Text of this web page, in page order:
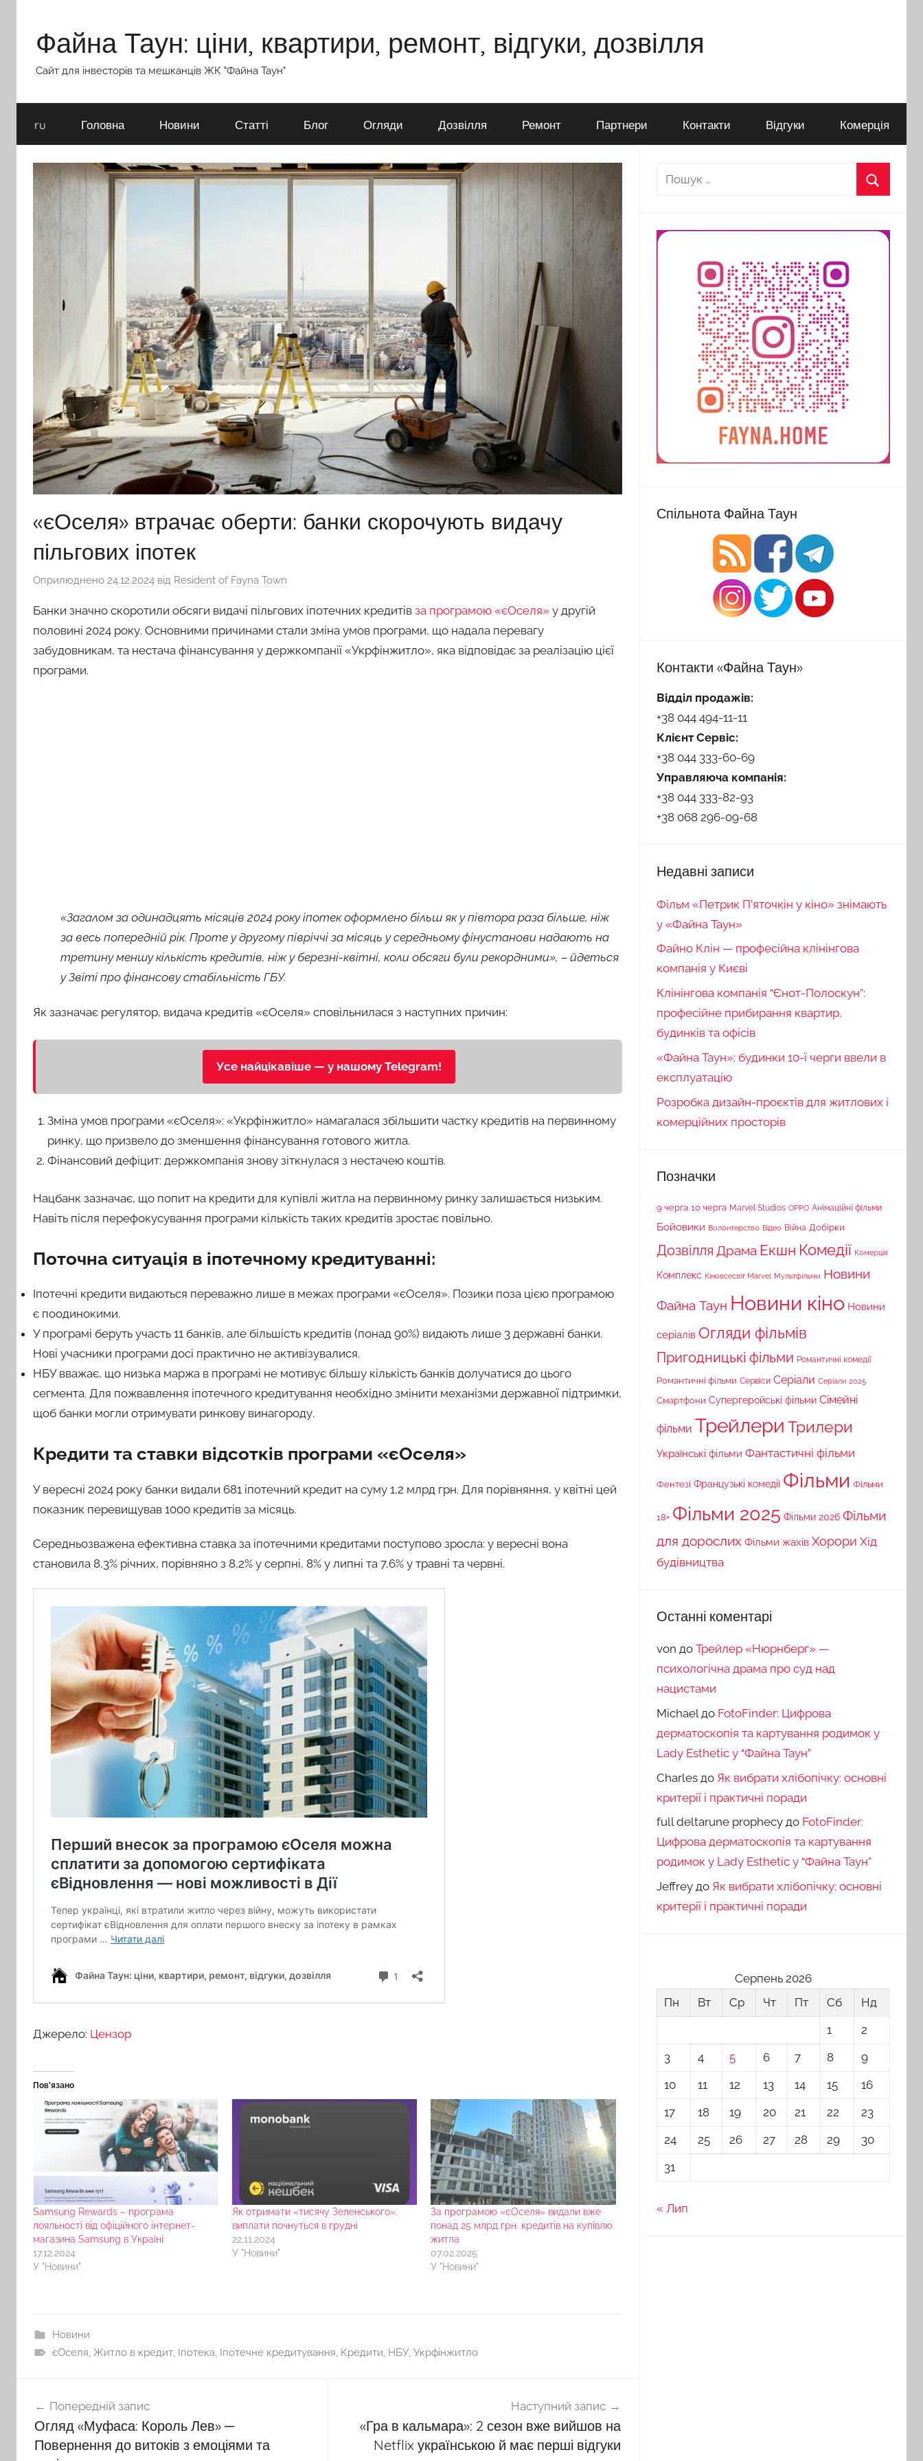
вмістуФайна Таун: ціни, квартири, ремонт, відгуки, дозвілля
Сайт для інвесторів та мешканців ЖК "Файна Таун"
ru Головна Новини Статті Блог Огляди Дозвілля Ремонт Партнери Контакти Відгуки Комерція
«єОселя» втрачає оберти: банки скорочують видачу
пільгових іпотек
Оприлюднено 24.12.2024 від Resident of Fayna Town
Банки значно скоротили обсяги видачі пільгових іпотечних кредитів за програмою «єОселя» у другій
половині 2024 року. Основними причинами стали зміна умов програми, що надала перевагу
забудовникам, та нестача фінансування у держкомпанії «Укрфінжитло», яка відповідає за реалізацію цієї
програми.
«Загалом за одинадцять місяців 2024 року іпотек оформлено більш як у півтора раза більше, ніж
за весь попередній рік. Проте у другому півріччі за місяць у середньому фінустанови надають на
третину меншу кількість кредитів, ніж у березні-квітні, коли обсяги були рекордними», – йдеться
у Звіті про фінансову стабільність ГБУ.
Як зазначає регулятор, видача кредитів «єОселя» сповільнилася з наступних причин:
Усе найцікавіше — у нашому Telegram!
Зміна умов програми «єОселя»: «Укрфінжитло» намагалася збільшити частку кредитів на первинному
ринку, що призвело до зменшення фінансування готового житла.
Фінансовий дефіцит: держкомпанія знову зіткнулася з нестачею коштів.
Нацбанк зазначає, що попит на кредити для купівлі житла на первинному ринку залишається низьким.
Навіть після перефокусування програми кількість таких кредитів зростає повільно.
Поточна ситуація в іпотечному кредитуванні:
Іпотечні кредити видаються переважно лише в межах програми «єОселя». Позики поза цією програмою
є поодинокими.
У програмі беруть участь 11 банків, але більшість кредитів (понад 90%) видають лише 3 державні банки.
Нові учасники програми досі практично не активізувалися.
НБУ вважає, що низька маржа в програмі не мотивує більшу кількість банків долучатися до цього
сегмента. Для пожвавлення іпотечного кредитування необхідно змінити механізми державної підтримки,
щоб банки могли отримувати ринкову винагороду.
Кредити та ставки відсотків програми «єОселя»
У вересні 2024 року банки видали 681 іпотечний кредит на суму 1,2 млрд грн. Для порівняння, у квітні цей
показник перевищував 1000 кредитів за місяць.
Середньозважена ефективна ставка за іпотечними кредитами поступово зросла: у вересні вона
становила 8,3% річних, порівняно з 8,2% у серпні, 8% у липні та 7,6% у травні та червні.
Джерело: Цензор
Пов’язано
Samsung Rewards – програма
лояльності від офіційного інтернет-
магазина Samsung в Україні
17.12.2024
У "Новини"
Як отримати «тисячу Зеленського»:
виплати почнуться в грудні
22.11.2024
У "Новини"
За програмою «єОселя» видали вже
понад 25 млрд грн. кредитів на купівлю
житла
07.02.2025
У "Новини"
Новини
єОселя Житло в кредит, Іпотека Іпотечне кредитування Кредити НБУ, Укрфінжитло
записів
Попередній запис
Огляд «Муфаса: Король Лев» ─
Повернення до витоків з емоціями та
Наступний запис
«Гра в кальмара»: 2 сезон вже вийшов на
Netflix українською й має перші відгуки
Пошук:
Спільнота Файна Таун
Контакти «Файна Таун»
Відділ продажів:
+38 044 494-11-11
Клієнт Сервіс:
+38 044 333-60-69
Управляюча компанія:
+38 044 333-82-93
+38 068 296-09-68
Недавні записи
Фільм «Петрик П’яточкін у кіно» знімають
у «Файна Таун»
Файно Клін — професійна клінінгова
компанія у Києві
Клінінгова компанія “Єнот-Полоскун”:
професійне прибирання квартир,
будинків та офісів
«Файна Таун»: будинки 10-ї черги ввели в
експлуатацію
Розробка дизайн-проєктів для житлових і
комерційних просторів
Позначки
9 черга 10 черга Marvel Studios OPPO Анімаційні фільми
Бойовики Волонтерство Відео Війна Добірки
Дозвілля Драма Екшн Комедії Комерція
Комплекс Кіновсесвіт Marvel Мультфільми Новини
Файна Таун Новини кіно Новини
серіалів Огляди фільмів
Пригодницькі фільми Романтичні комедії
Романтичні фільми Сервіси Серіали Серіали 2025
Смартфони Супергеройські фільми Сімейні
фільми Трейлери Трилери
Українські фільми Фантастичні фільми
Фентезі Французькі комедії Фільми Фільми
18+ Фільми 2025 Фільми 2026 Фільми
для дорослих Фільми жахів Хорори Хід
будівництва
Останні коментарі
von до Трейлер «Нюрнберг» —
психологічна драма про суд над
нацистами
Michael до FotoFinder: Цифрова
дерматоскопія та картування родимок у
Lady Esthetic у “Файна Таун”
Charlesдо Як вибрати хлібопічку: основні
критерії і практичні поради
full deltarune prophecyдо FotoFinder:
Цифрова дерматоскопія та картування
родимок у Lady Esthetic у “Файна Таун”
Jeffreyдо Як вибрати хлібопічку: основні
критерії і практичні поради
Серпень 2026
Пн
Вт Ср Чт Пт Сб
Нд
1
2
3
4 5 6 7 8
9
10
11 12 13 14 15
16
17
18 19 20 21 22
23
24
25 26 27 28 29
30
31
« Лип